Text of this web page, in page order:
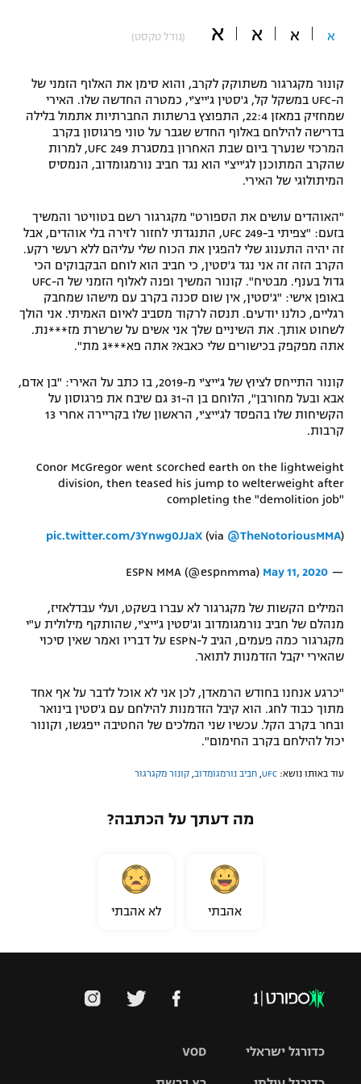
משתתפים וזוכים בפרסים
תקנון משתתפים וזוכים בפרסים
תקנון עבור פעילות אלקטרה
טניס
גיימינג E-Sports
תנאי שימוש
מדיניות פרטיות
תקנון פעילות ספורט 1
רשיון להקרנה פומבית לבית עסק
הצטרפות לחבילת הערוצים
לוח דרושים – ג'ובנט
תגיות
המגזין
אופניים
כדורמים
פוטבול אמריקאי NFL
בייסבול MLB
ספורט אתגרי ואקסטרים
אומנויות לחימה
גיימינג E-Sports
א א א א (גודל טקסט)
קונור מקגרגור משתוקק לקרב, והוא סימן את האלוף הזמני של
ה-UFC במשקל קל, ג'סטין ג'ייצ'י, כמטרה החדשה שלו. האירי
שמחזיק במאזן 22:4, התפוצץ ברשתות החברתיות אתמול בלילה
בדרישה להילחם באלוף החדש שגבר על טוני פרגוסון בקרב
המרכזי שנערך ביום שבת האחרון במסגרת UFC 249, למרות
שהקרב המתוכנן לג'ייצ'י הוא נגד חביב נורמגומדוב, הנמסיס
המיתולוגי של האירי.
"האוהדים עושים את הספורט" מקגרגור רשם בטוויטר והמשיך
בזעם: "צפיתי ב-UFC 249, התנגדתי לחזור לזירה בלי אוהדים, אבל
זה יהיה התענוג שלי להפגין את הכוח שלי עליהם ללא רעשי רקע.
הקרב הזה זה אני נגד ג'סטין, כי חביב הוא לוחם הבקבוקים הכי
גדול בענף. מבטיח". קונור המשיך ופנה לאלוף הזמני של ה-UFC
באופן אישי: "ג'סטין, אין שום סכנה בקרב עם מישהו שמחבק
רגליים, כולנו יודעים. תנסה לרקוד מסביב לאיום האמיתי. אני הולך
לשחוט אותך. את השיניים שלך אני אשים על שרשרת מז***נת.
אתה מפקפק בכישורים שלי כאבא? אתה פא***ג מת".
קונור התייחס לציוץ של ג'ייצ'י מ-2019, בו כתב על האירי: "בן אדם,
אבא ובעל מחורבן", הלוחם בן ה-31 גם שיבח את פרגוסון על
הקשיחות שלו בהפסד לג'ייצ'י, הראשון שלו בקריירה אחרי 13
קרבות.
Conor McGregor went scorched earth on the lightweight
division, then teased his jump to welterweight after
completing the "demolition job"
(via
@TheNotoriousMMA
)
pic.twitter.com/3Ynwg0JJaX
— ESPN MMA (@espnmma)
May 11, 2020
המילים הקשות של מקגרגור לא עברו בשקט, ועלי עבדלאזיז,
מנהלם של חביב נורמגומדוב וג'סטין ג'ייצ'י, שהותקף מילולית ע"י
מקגרגור כמה פעמים, הגיב ל-ESPN על דבריו ואמר שאין סיכוי
שהאירי יקבל הזדמנות לתואר.
"כרגע אנחנו בחודש הרמאדן, לכן אני לא אוכל לדבר על אף אחד
מתוך כבוד לחג. הוא קיבל הזדמנות להילחם עם ג'סטין בינואר
ובחר בקרב הקל. עכשיו שני המלכים של החטיבה ייפגשו, וקונור
יכול להילחם בקרב החימום".
עוד באותו נושא: UFC
, חביב נורמגומדוב, קונור מקגרגור
מה דעתך על הכתבה?
אהבתי לא אהבתי
VOD כדורגל ישראלי